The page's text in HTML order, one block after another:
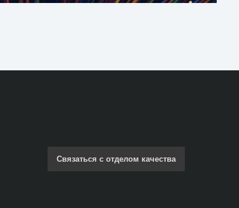
Связаться с отделом качества